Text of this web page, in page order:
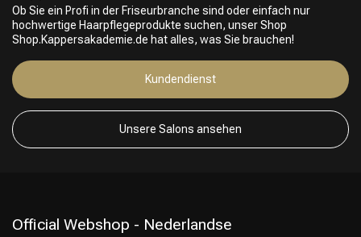
Ob Sie ein Profi in der Friseurbranche sind oder einfach nur
hochwertige Haarpflegeprodukte suchen, unser Shop
Shop.Kappersakademie.de hat alles, was Sie brauchen!
Kundendienst
Unsere Salons ansehen
Official Webshop - Nederlandse